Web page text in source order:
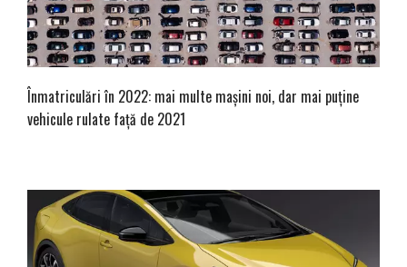
Înmatriculări în 2022: mai multe mașini noi, dar mai puține
vehicule rulate față de 2021